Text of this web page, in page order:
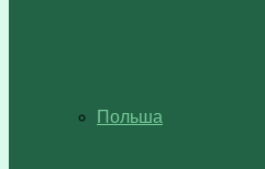
Польша